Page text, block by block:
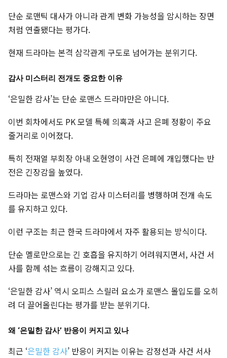
단순 로맨틱 대사가 아니라 관계 변화 가능성을 암시하는 장면
처럼 연출됐다는 평가다.
현재 드라마는 본격 삼각관계 구도로 넘어가는 분위기다.
감사 미스터리 전개도 중요한 이유
‘은밀한 감사’는 단순 로맨스 드라마만은 아니다.
이번 회차에서도 PK 모델 특혜 의혹과 사고 은폐 정황이 주요
줄거리로 이어졌다.
특히 전재열 부회장 아내 오현영이 사건 은폐에 개입했다는 반
전은 긴장감을 높였다.
드라마는 로맨스와 기업 감사 미스터리를 병행하며 전개 속도
를 유지하고 있다.
이런 구조는 최근 한국 드라마에서 자주 활용되는 방식이다.
단순 멜로만으로는 긴 호흡을 유지하기 어려워지면서, 사건 서
사를 함께 섞는 흐름이 강해지고 있다.
‘은밀한 감사’ 역시 오피스 스릴러 요소가 로맨스 몰입도를 오히
려 더 끌어올린다는 평가를 받는 분위기다.
왜 ‘은밀한 감사’ 반응이 커지고 있나
최근 ‘은밀한 감사’ 반응이 커지는 이유는 감정선과 사건 서사